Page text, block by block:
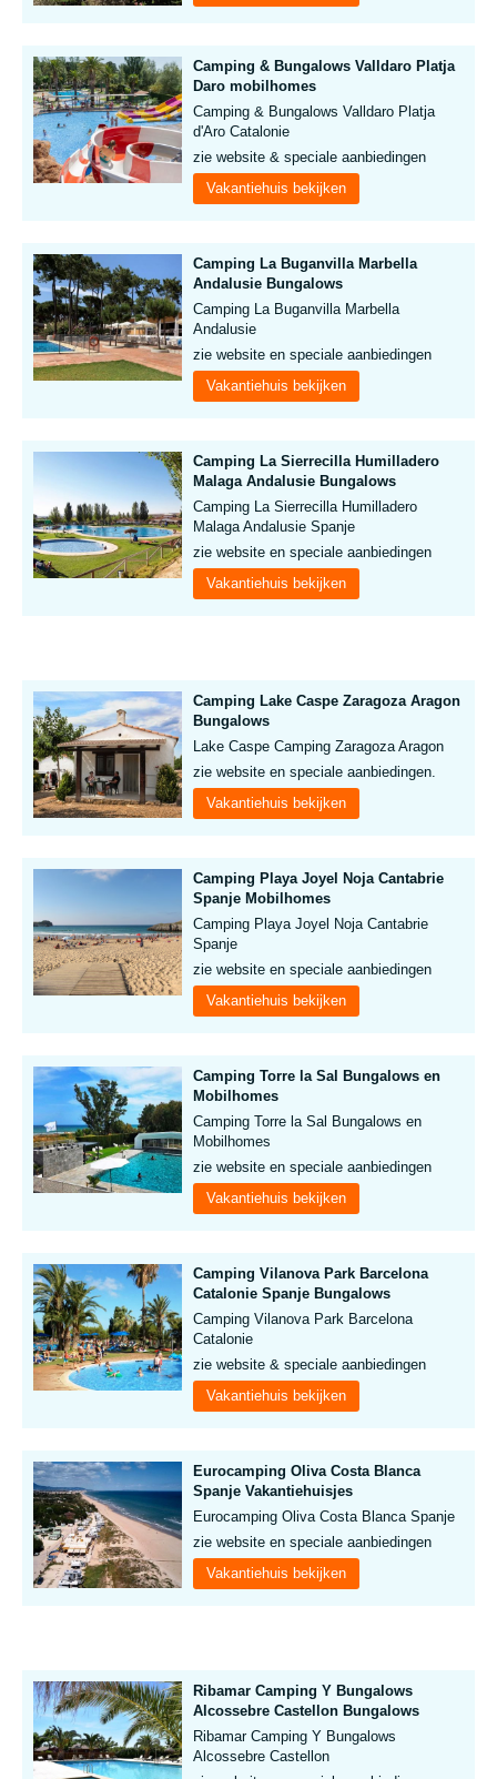
Camping & Bungalows Valldaro Platja
Daro mobilhomes
Camping & Bungalows Valldaro Platja
d'Aro Catalonie
zie website & speciale aanbiedingen
Vakantiehuis bekijken
Camping La Buganvilla Marbella
Andalusie Bungalows
Camping La Buganvilla Marbella
Andalusie
zie website en speciale aanbiedingen
Vakantiehuis bekijken
Camping La Sierrecilla Humilladero
Malaga Andalusie Bungalows
Camping La Sierrecilla Humilladero
Malaga Andalusie Spanje
zie website en speciale aanbiedingen
Vakantiehuis bekijken
Camping Lake Caspe Zaragoza Aragon
Bungalows
Lake Caspe Camping Zaragoza Aragon
zie website en speciale aanbiedingen.
Vakantiehuis bekijken
Camping Playa Joyel Noja Cantabrie
Spanje Mobilhomes
Camping Playa Joyel Noja Cantabrie
Spanje
zie website en speciale aanbiedingen
Vakantiehuis bekijken
Camping Torre la Sal Bungalows en
Mobilhomes
Camping Torre la Sal Bungalows en
Mobilhomes
zie website en speciale aanbiedingen
Vakantiehuis bekijken
Camping Vilanova Park Barcelona
Catalonie Spanje Bungalows
Camping Vilanova Park Barcelona
Catalonie
zie website & speciale aanbiedingen
Vakantiehuis bekijken
Eurocamping Oliva Costa Blanca
Spanje Vakantiehuisjes
Eurocamping Oliva Costa Blanca Spanje
zie website en speciale aanbiedingen
Vakantiehuis bekijken
Ribamar Camping Y Bungalows
Alcossebre Castellon Bungalows
Ribamar Camping Y Bungalows
Alcossebre Castellon